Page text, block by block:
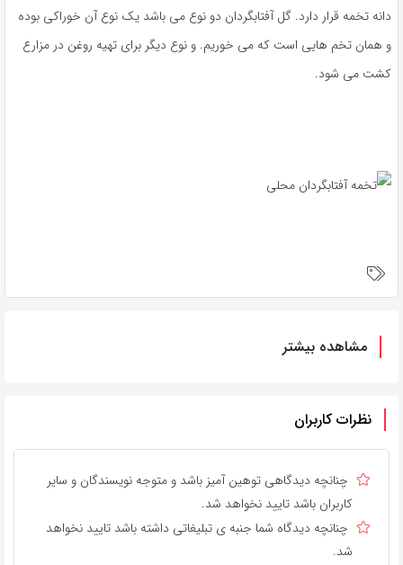
دانه تخمه قرار دارد. گل آفتابگردان دو نوع می باشد یک نوع آن خوراکی بوده
و همان تخم هایی است که می خوریم. و نوع دیگر برای تهیه روغن در مزارع
کشت می شود.
مشاهده بیشتر
نظرات کاربران
چنانچه دیدگاهی توهین آمیز باشد و متوجه نویسندگان و سایر
کاربران باشد تایید نخواهد شد.
چنانچه دیدگاه شما جنبه ی تبلیغاتی داشته باشد تایید نخواهد
شد.